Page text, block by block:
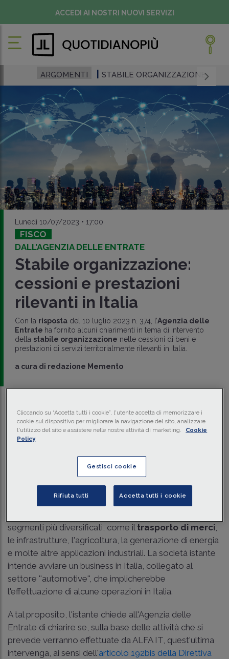
ACCEDI AI NOSTRI NUOVI SERVIZI
ARGOMENTI STABILE ORGANIZZAZIONE
Lunedì 10/07/2023 • 17:00
FISCO
DALL’AGENZIA DELLE ENTRATE
Stabile organizzazione:
cessioni e prestazioni
rilevanti in Italia
Con la rispostadel 10 luglio 2023 n. 374, l’Agenzia delle
Entrate ha fornito alcuni chiarimenti in tema di intervento
della stabile organizzazione nelle cessioni di beni e
prestazioni di servizi territorialmente rilevanti in Italia.
a cura di redazione Memento
Traduci con IA Ascolta la news
Tempo di lettura6 min.
specializzato nello sviluppo eproduzione di
componenti strutturaliin ghisa altamente
ingegnerizzati, applicati a componenti metallurgici e
segmenti più diversificati, come il trasporto di merci,
le infrastrutture, l'agricoltura, la generazione di energia
e molte altre applicazioni industriali. La società istante
intende avviare un business in Italia, collegato al
settore ''automotive'', che implicherebbe
l'effettuazione di alcune operazioni in Italia.
A tal proposito, l'istante chiede all'Agenzia delle
Entrate di chiarire se, sulla base delle attività che si
prevede verranno effettuate da ALFA IT, quest'ultima
intervenga, ai sensi dell'articolo 192bis della Direttiva
Cliccando su “Accetta tutti i cookie”, l'utente accetta di memorizzare i
cookie sul dispositivo per migliorare la navigazione del sito, analizzare
l'utilizzo del sito e assistere nelle nostre attività di marketing.
Cookie
Policy
Gestisci cookie
Rifiuta tutti Accetta tutti i cookie